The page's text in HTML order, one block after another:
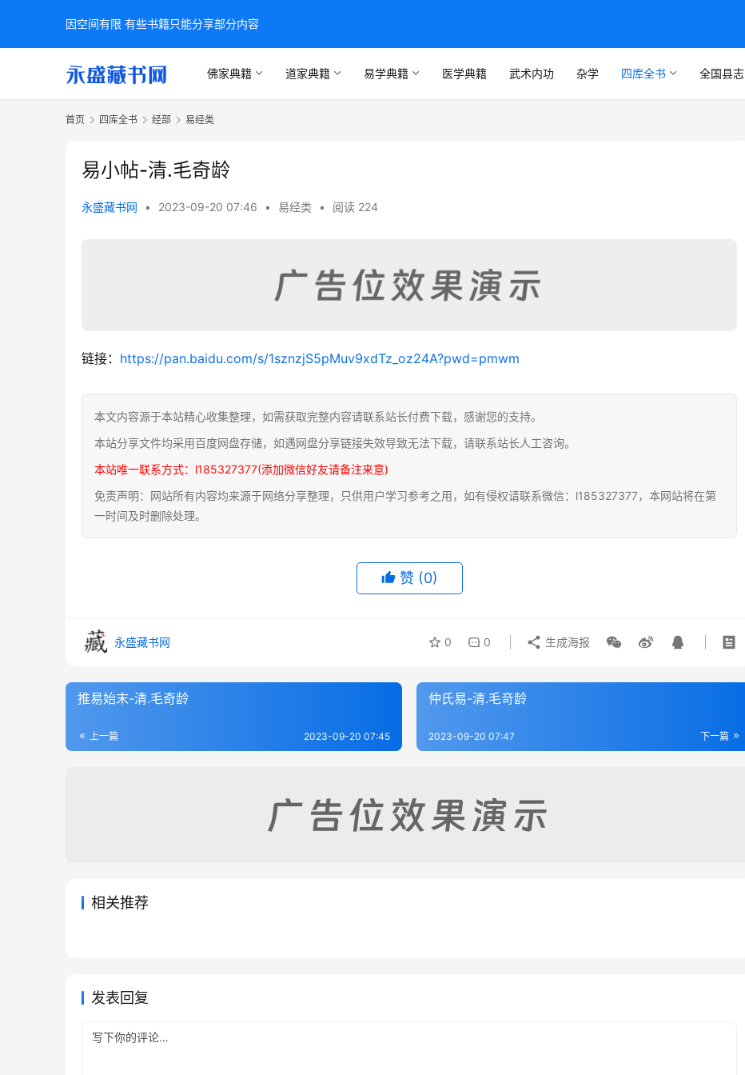
佛家典籍 道家典籍 易学典籍 医学典籍 武术内功 杂学 四库全书 全国县志
首页 四库全书 经部 易经类
易小帖-清.毛奇龄
永盛藏书网 • 2023-09-20 07:46 • 易经类 • 阅读 224
链接： https://pan.baidu.com/s/1sznzjS5pMuv9xdTz_oz24A?pwd=pmwm
本文内容源于本站精心收集整理，如需获取完整内容请联系站长付费下载，感谢您的支持。
本站分享文件均采用百度网盘存储，如遇网盘分享链接失效导致无法下载，请联系站长人工咨询。
本站唯一联系方式：l185327377(添加微信好友请备注来意)
免责声明：网站所有内容均来源于网络分享整理，只供用户学习参考之用，如有侵权请联系微信：l185327377，本网站将在第
一时间及时删除处理。
赞 (0)
永盛藏书网 0 0 生成海报
推易始末-清.毛奇龄
上一篇 2023-09-20 07:45
仲氏易-清.毛竒龄
下一篇
2023-09-20 07:47
相关推荐
发表回复
因空间有限 有些书籍只能分享部分内容